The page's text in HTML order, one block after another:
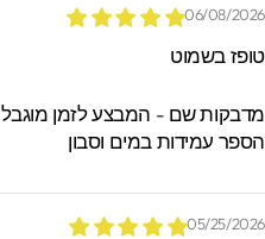
06/08/
בשמוט
שם - המבצע לזמן מוגבל
עמידות במים וסבון
05/25/